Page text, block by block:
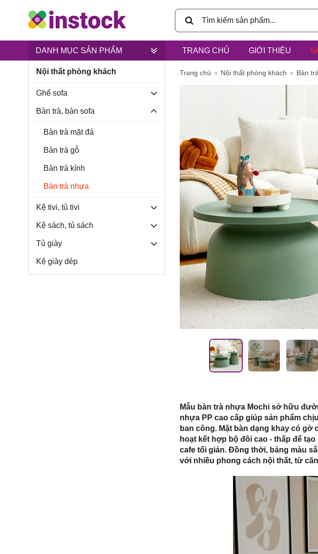
DANH MỤC SẢN PHẨM TRANG CHỦ GIỚI THIỆU
Trụ sở chính:
Lân, xã Bà
Môn, TP. HCM
Nội thất phòng khách
Ghế sofa
Bàn trà, bàn sofa
Bàn trà mặt đá
Bàn trà gỗ
Bàn trà kính
Bàn trà nhựa
Kệ tivi, tủ tivi
Kệ sách, tủ sách
Tủ giày
Kệ giày dép
Trang chủ Nội thất phòng khách Bàn
Mẫu bàn trà nhựa Mochi sở hữu
nhựa PP cao cấp giúp sản phẩm
ban công. Mặt bàn dạng khay có
hoạt kết hợp bộ đôi cao - thấp để
cafe tối giản. Đồng thời, bảng màu
với nhiều phong cách nội thất, từ